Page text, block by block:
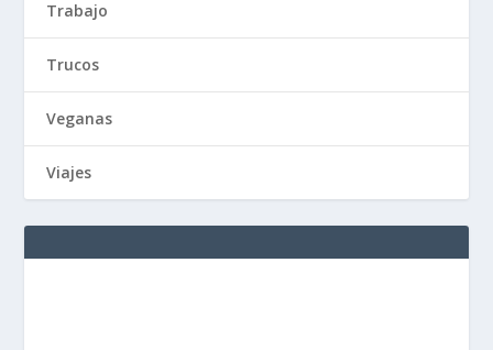
Trabajo
Trucos
Veganas
Viajes